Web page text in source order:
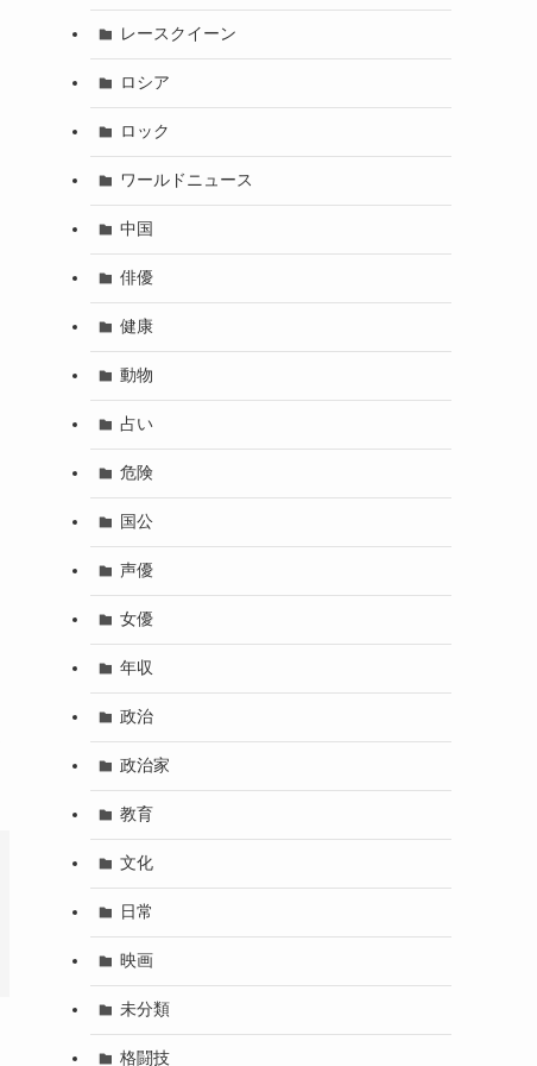
レースクイーン
ロシア
ロック
ワールドニュース
中国
俳優
健康
動物
占い
危険
国公
声優
女優
年収
政治
政治家
教育
文化
日常
映画
未分類
格闘技